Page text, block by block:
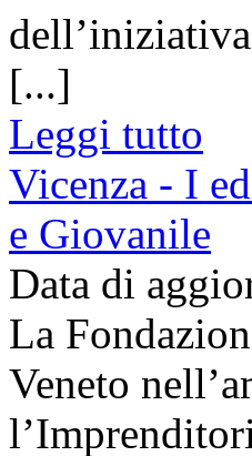
[...]
Leggi tutto
Vicenza - I
e Giovanile
Data di
La
Veneto